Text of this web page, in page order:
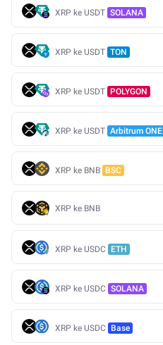
XRP ke USDT SOLANA
XRP ke USDT TON
XRP ke USDT POLYGON
XRP ke USDT Arbitrum ONE
XRP ke BNB BSC
XRP ke BNB
XRP ke USDC ETH
XRP ke USDC SOLANA
XRP ke USDC Base